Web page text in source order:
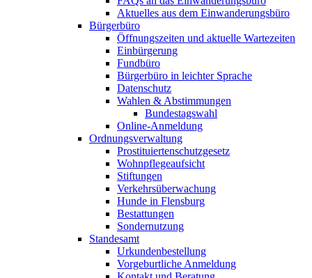
Aktuelles aus dem Einwanderungsbüro
Bürgerbüro
Öffnungszeiten und aktuelle Wartezeiten
Einbürgerung
Fundbüro
Bürgerbüro in leichter Sprache
Datenschutz
Wahlen & Abstimmungen
Bundestagswahl
Online-Anmeldung
Ordnungsverwaltung
Prostituiertenschutzgesetz
Wohnpflegeaufsicht
Stiftungen
Verkehrsüberwachung
Hunde in Flensburg
Bestattungen
Sondernutzung
Standesamt
Urkundenbestellung
Vorgeburtliche Anmeldung